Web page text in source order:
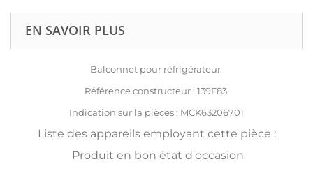
EN SAVOIR PLUS
Balconnet pour réfrigérateur
Référence constructeur : 139F83
Indication sur la pièces : MCK63206701
Liste des appareils employant cette pièce :
Produit en bon état d'occasion